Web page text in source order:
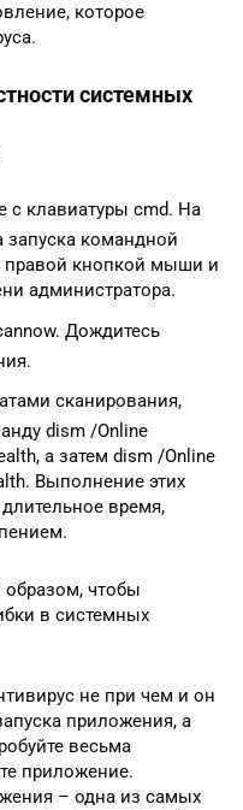
которое
системных
с клавиатуры cmd. На
запуска командной
правой кнопкой мыши и
администратора.
Дождитесь
сканирования,
dism /Online
а затем dism /Online
Выполнение этих
время,
чтобы
в системных
не при чем и он
приложения, а
весьма
приложение.
– одна из самых